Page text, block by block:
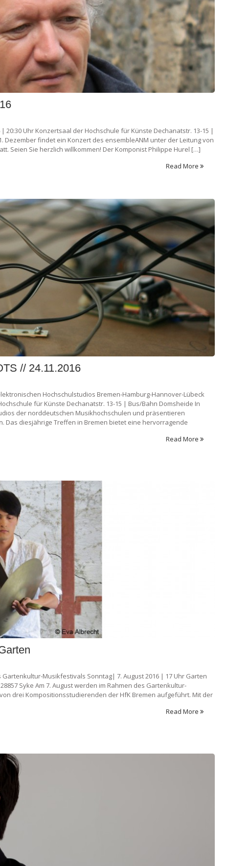
Uhr Konzertsaal der Hochschule für Künste Dechanatstr. 13-15 |
Dezember findet ein Konzert des ensembleANM unter der Leitung von
Seien Sie herzlich willkommen! Der Komponist Philippe Hurel […]
Read More
// 24.11.2016
Hochschulstudios Bremen-Hamburg-Hannover-Lübeck
für Künste Dechanatstr. 13-15 | Bus/Bahn Domsheide In
der norddeutschen Musikhochschulen und präsentieren
Das diesjährige Treffen in Bremen bietet eine hervorragende
Read More
Musikfestivals Sonntag| 7. August 2016 | 17 Uhr Garten
Syke Am 7. August werden im Rahmen des Gartenkultur-
drei Kompositionsstudierenden der HfK Bremen aufgeführt. Mit der
Read More